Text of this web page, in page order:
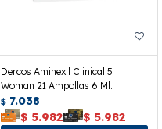
Dercos Aminexil Clinical 5
Woman 21 Ampollas 6 Ml.
$ 7.038
$ 5.982 $ 5.982